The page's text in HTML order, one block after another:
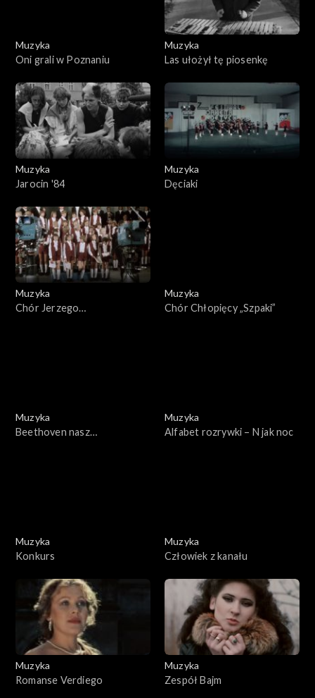
Muzyka
Oni grali w Poznaniu
Muzyka
Las ułożył tę piosenkę
Muzyka
Jarocin '84
Muzyka
Dęciaki
Muzyka
Chór Jerzego
Muzyka
Chór Chłopięcy „Szpaki”
Muzyka
Beethoven nasz
Muzyka
Alfabet rozrywki – N jak noc
Muzyka
Konkurs
Muzyka
Człowiek z kanału
Muzyka
Romanse Verdiego
Muzyka
Zespół Bajm